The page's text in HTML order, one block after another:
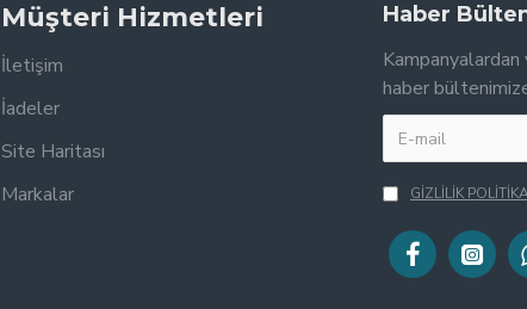
Müşteri Hizmetleri
İletişim
İadeler
Site Haritası
Markalar
Haber
haber
GİZLİLİK